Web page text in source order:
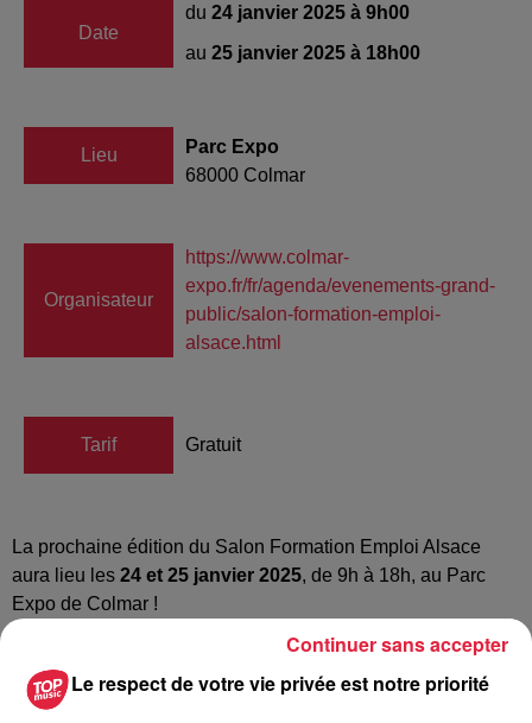
Date
du 24 janvier 2025 à 9h00
au 25 janvier 2025 à 18h00
Lieu
Parc Expo
68000 Colmar
Organisateur
https://www.colmar-
expo.fr/fr/agenda/evenements-grand-
public/salon-formation-emploi-
alsace.html
Tarif Gratuit
La prochaine édition du Salon Formation Emploi Alsace
aura lieu les 24 et 25 janvier 2025, de 9h à 18h, au Parc
Expo de Colmar !
Le Salon Formation Emploi Alsaceest organisé chaque
année par la
CCI Alsace Eurométropole
pour le compte
del’association Jeunes Emploi Formation
qui regroupe :
Le respect de votre vie privée est notre priorité
Continuer sans accepter